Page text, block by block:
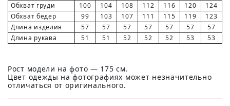
Обхват груди
100 104 108 112 116 120
124
Обхват бедер
99 103 107 111 115 119
123
Длина изделия
57 57 57 57 57 57
57
Длина рукава
51 51 52 52 52 53 53
Рост модели на фото — 175 см.
Цвет одежды на фотографиях может незначительно
отличаться от оригинального.